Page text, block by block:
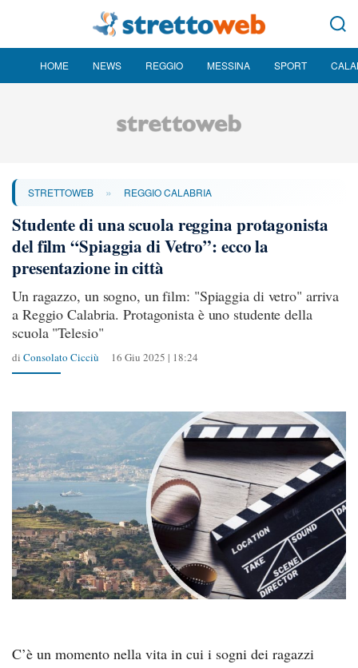
HOME NEWS REGGIO MESSINA SPORT
STRETTOWEB » REGGIO CALABRIA
Studente di una scuola reggina protagonista
del film “Spiaggia di Vetro”: ecco la
presentazione in città
Un ragazzo, un sogno, un film: "Spiaggia di vetro" arriva
a Reggio Calabria. Protagonista è uno studente della
scuola "Telesio"
di Consolato Cicciù 16 Giu 2025 | 18:24
C’è un momento nella vita in cui i sogni dei ragazzi